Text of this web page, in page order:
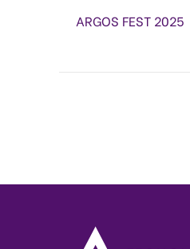
ARGOS FEST 2025